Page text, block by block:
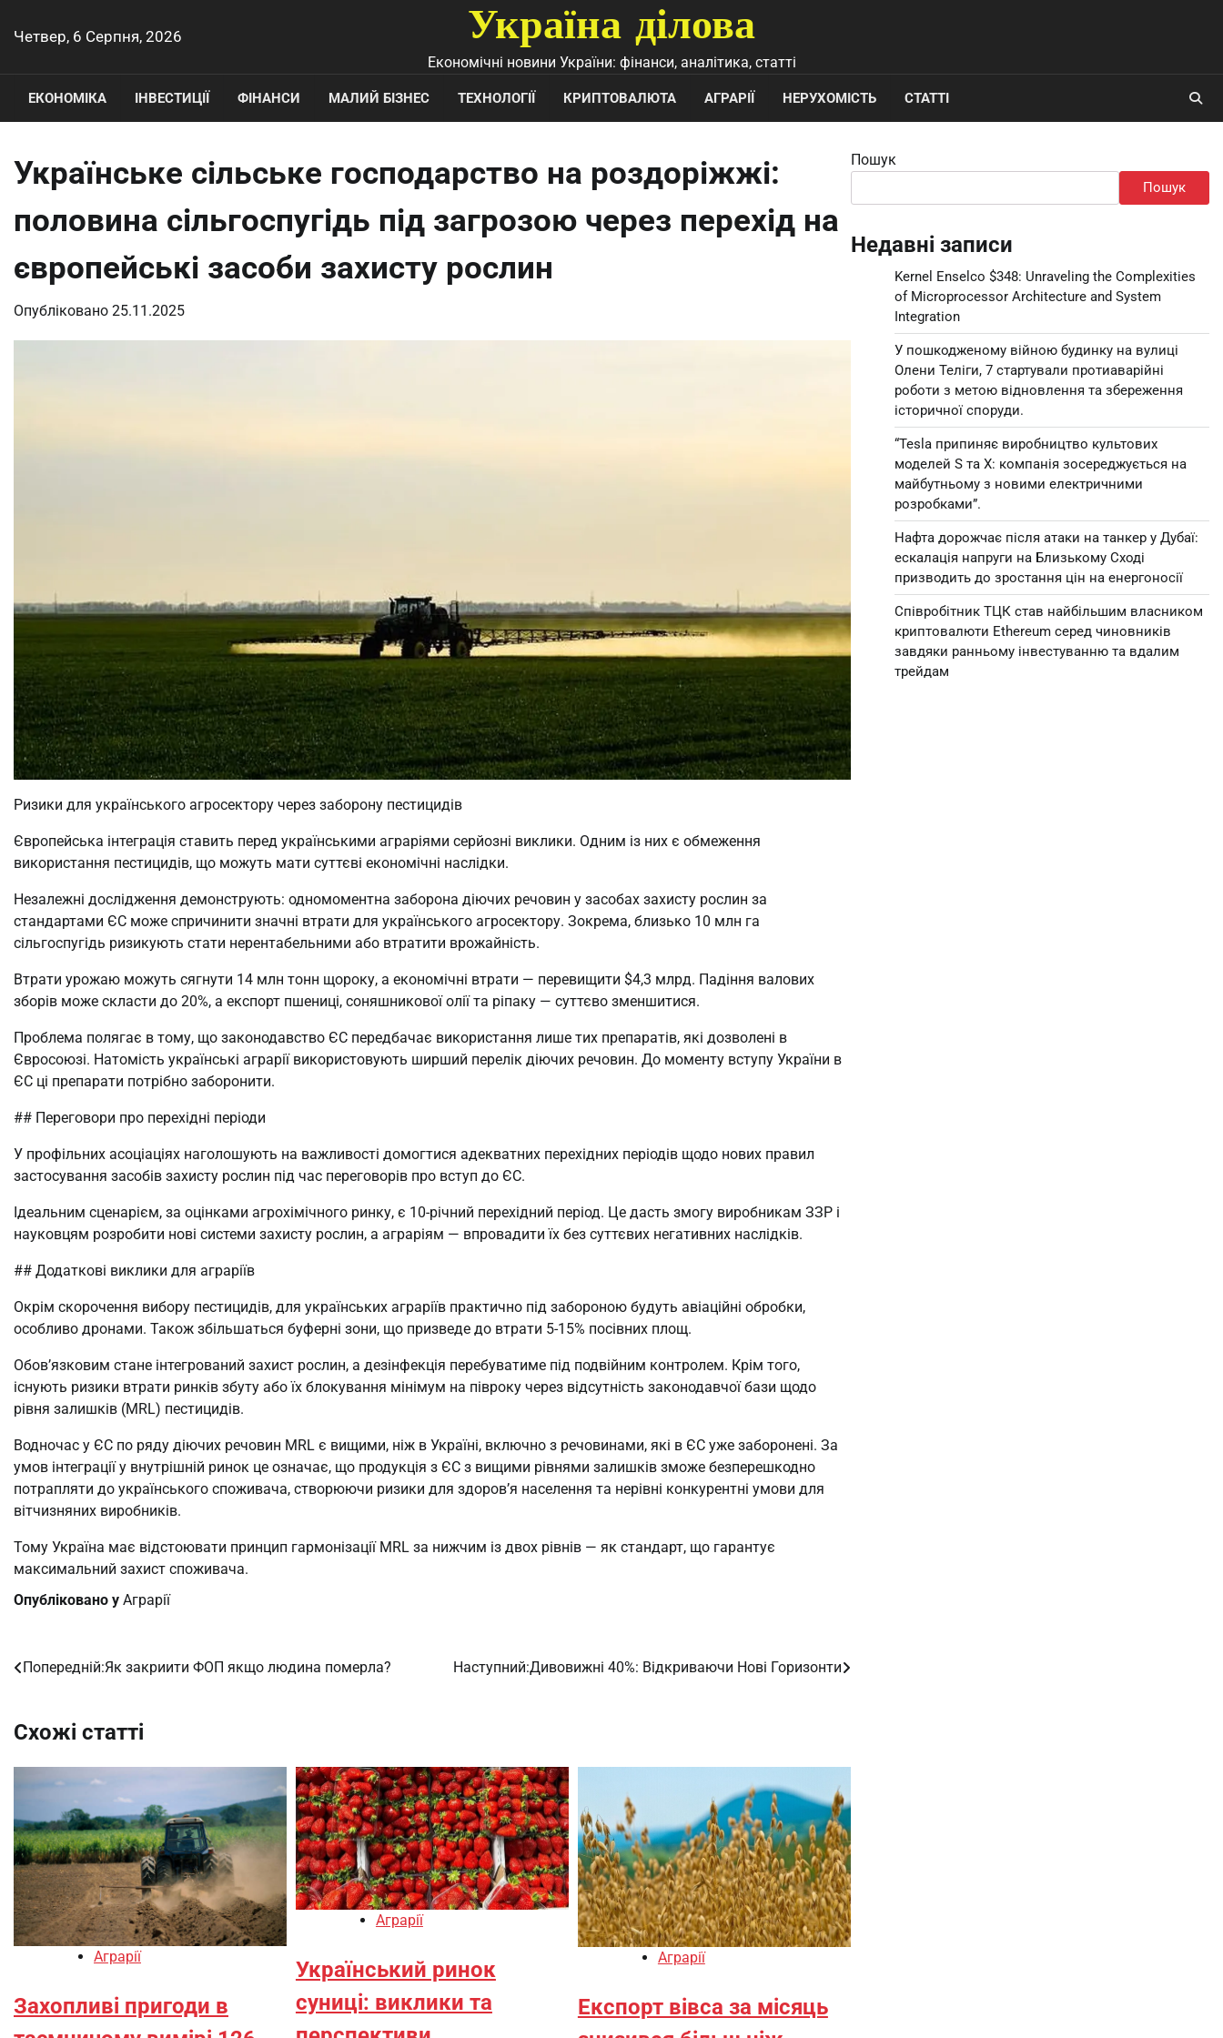
доЧетвер, 6 Серпня, 2026 Україна ділова
Економічні новини України: фінанси, аналітика, статті
ЕКОНОМІКА ІНВЕСТИЦІЇ ФІНАНСИ МАЛИЙ БІЗНЕС ТЕХНОЛОГІЇ КРИПТОВАЛЮТА АГРАРІЇ НЕРУХОМІСТЬ СТАТТІ
Українське сільське господарство на роздоріжжі:
половина сільгоспугідь під загрозою через перехід на
європейські засоби захисту рослин
Опубліковано 25.11.2025
Ризики для українського агросектору через заборону пестицидів
Європейська інтеграція ставить перед українськими аграріями серйозні виклики. Одним із них є обмеження
використання пестицидів, що можуть мати суттєві економічні наслідки.
Незалежні дослідження демонструють: одномоментна заборона діючих речовин у засобах захисту рослин за
стандартами ЄС може спричинити значні втрати для українського агросектору. Зокрема, близько 10 млн га
сільгоспугідь ризикують стати нерентабельними або втратити врожайність.
Втрати урожаю можуть сягнути 14 млн тонн щороку, а економічні втрати — перевищити $4,3 млрд. Падіння валових
зборів може скласти до 20%, а експорт пшениці, соняшникової олії та ріпаку — суттєво зменшитися.
Проблема полягає в тому, що законодавство ЄС передбачає використання лише тих препаратів, які дозволені в
Євросоюзі. Натомість українські аграрії використовують ширший перелік діючих речовин. До моменту вступу України в
ЄС ці препарати потрібно заборонити.
## Переговори про перехідні періоди
У профільних асоціаціях наголошують на важливості домогтися адекватних перехідних періодів щодо нових правил
застосування засобів захисту рослин під час переговорів про вступ до ЄС.
Ідеальним сценарієм, за оцінками агрохімічного ринку, є 10-річний перехідний період. Це дасть змогу виробникам ЗЗР і
науковцям розробити нові системи захисту рослин, а аграріям — впровадити їх без суттєвих негативних наслідків.
## Додаткові виклики для аграріїв
Окрім скорочення вибору пестицидів, для українських аграріїв практично під забороною будуть авіаційні обробки,
особливо дронами. Також збільшаться буферні зони, що призведе до втрати 5-15% посівних площ.
Обов’язковим стане інтегрований захист рослин, а дезінфекція перебуватиме під подвійним контролем. Крім того,
існують ризики втрати ринків збуту або їх блокування мінімум на півроку через відсутність законодавчої бази щодо
рівня залишків (MRL) пестицидів.
Водночас у ЄС по ряду діючих речовин MRL є вищими, ніж в Україні, включно з речовинами, які в ЄС уже заборонені. За
умов інтеграції у внутрішній ринок це означає, що продукція з ЄС з вищими рівнями залишків зможе безперешкодно
потрапляти до українського споживача, створюючи ризики для здоров’я населення та нерівні конкурентні умови для
вітчизняних виробників.
Тому Україна має відстоювати принцип гармонізації MRL за нижчим із двох рівнів — як стандарт, що гарантує
максимальний захист споживача.
Опубліковано у Аграрії
Навігація
Попередній:Як закриити ФОП якщо людина померла? Наступний:Дивовижні 40%: Відкриваючи Нові Горизонти
Схожі статті
Аграрії
Захопливі пригоди в
Аграрії
Український ринок
суниці: виклики та
Аграрії
Експорт вівса за місяць
Пошук
Пошук
Недавні записи
Kernel Enselco $348: Unraveling the Complexities
of Microprocessor Architecture and System
Integration
У пошкодженому війною будинку на вулиці
Олени Теліги, 7 стартували протиаварійні
роботи з метою відновлення та збереження
історичної споруди.
“Tesla припиняє виробництво культових
моделей S та X: компанія зосереджується на
майбутньому з новими електричними
розробками”.
Нафта дорожчає після атаки на танкер у Дубаї:
ескалація напруги на Близькому Сході
призводить до зростання цін на енергоносії
Співробітник ТЦК став найбільшим власником
криптовалюти Ethereum серед чиновників
завдяки ранньому інвестуванню та вдалим
трейдам